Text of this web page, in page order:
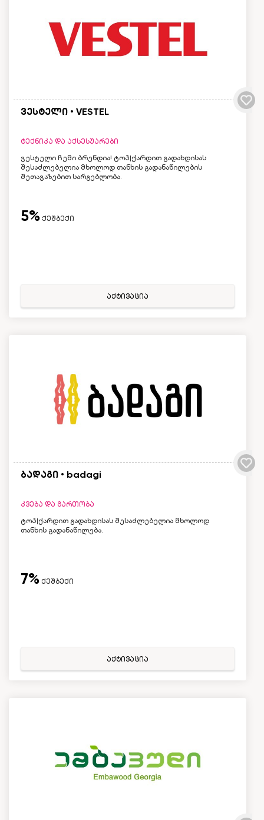
ვესტელი • VESTEL
ტექნიკა და აქსესუარები
ვესტელი ჩემი ბრენდია! ტოპ|ქარდით გადახდისას
შესაძლებელია მხოლოდ თანხის გადანაწილების
შეთავაზებით სარგებლობა.
5% ქეშბექი
აქტივაცია
ბადაგი • badagi
კვება და გართობა
ტოპ|ქარდით გადახდისას შესაძლებელია მხოლოდ
თანხის გადანაწილება.
7% ქეშბექი
აქტივაცია